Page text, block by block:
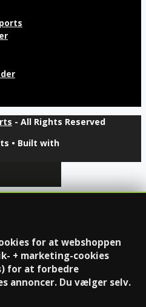
for at webshoppen
+ marketing-cookies
for at forbedre
annoncer. Du vælger selv.
- All Rights Reserved
• Built with